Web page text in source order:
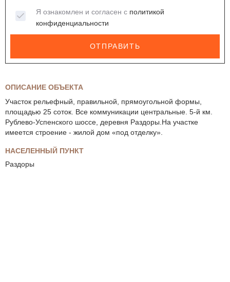
ОПИСАНИЕ ОБЪЕКТА
Участок рельефный, правильной, прямоугольной формы,
площадью 25 соток. Все коммуникации центральные. 5-й км.
Рублево-Успенского шоссе, деревня Раздоры.На участке
имеется строение - жилой дом «под отделку».
НАСЕЛЕННЫЙ ПУНКТ
Раздоры
Я ознакомлен и согласен с политикой
конфиденциальности
ОТПРАВИТЬ